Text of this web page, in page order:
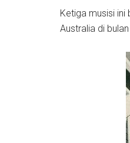
Ketiga musisi
Australia di